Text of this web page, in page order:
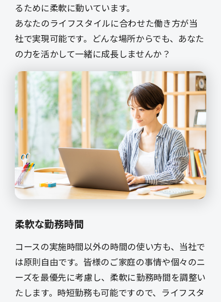
るために柔軟に動いています。
あなたのライフスタイルに合わせた働き方が当
社で実現可能です。どんな場所からでも、あなた
の力を活かして一緒に成長しませんか？
柔軟な勤務時間
コースの実施時間以外の時間の使い方も、当社で
は原則自由です。皆様のご家庭の事情や個々のニ
ーズを最優先に考慮し、柔軟に勤務時間を調整い
たします。時短勤務も可能ですので、ライフスタ